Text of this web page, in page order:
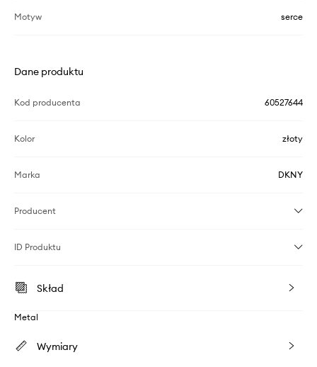
Motyw serce
Dane produktu
Kod producenta 60527644
Kolor złoty
Marka DKNY
Producent
ID Produktu
Skład
Metal
Wymiary